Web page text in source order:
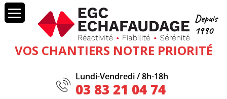
VOS CHANTIERS NOTRE PRIORITÉ
Lundi-Vendredi / 8h-18h
03 83 21 04 74